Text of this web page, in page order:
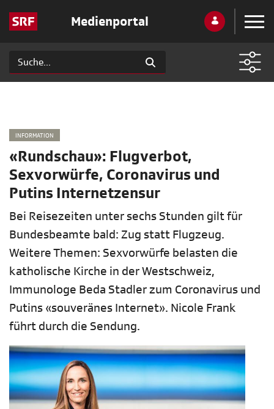
Medienportal
INFORMATION
«Rundschau»: Flugverbot,
Sexvorwürfe, Coronavirus und
Putins Internetzensur
Bei Reisezeiten unter sechs Stunden gilt für
Bundesbeamte bald: Zug statt Flugzeug.
Weitere Themen: Sexvorwürfe belasten die
katholische Kirche in der Westschweiz,
Immunologe Beda Stadler zum Coronavirus und
Putins «souveränes Internet». Nicole Frank
führt durch die Sendung.